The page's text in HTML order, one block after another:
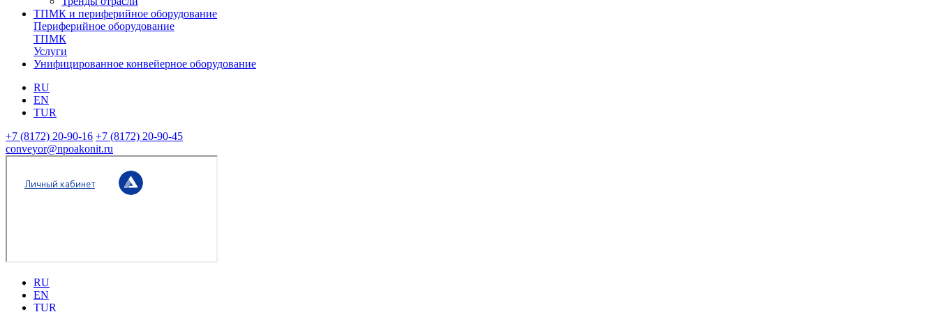
ТПМК и периферийное оборудование
Периферийное оборудование
ТПМК
Услуги
Унифицированное конвейерное оборудование
RU
EN
TUR
+7 (8172) 20-90-16 +7 (8172) 20-90-45
conveyor@npoakonit.ru
RU
EN
TUR